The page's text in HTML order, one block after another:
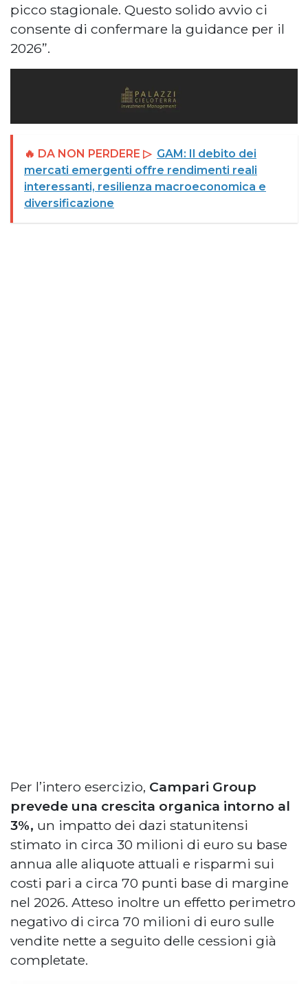
picco stagionale. Questo solido avvio ci
consente di confermare la guidance per il
2026”.
🔥 DA NON PERDERE ▷ GAM: Il debito dei
mercati emergenti offre rendimenti reali
interessanti, resilienza macroeconomica e
diversificazione
Per l’intero esercizio, Campari Group
prevede una crescita organica intorno al
3%, un impatto dei dazi statunitensi
stimato in circa 30 milioni di euro su base
annua alle aliquote attuali e risparmi sui
costi pari a circa 70 punti base di margine
nel 2026. Atteso inoltre un effetto perimetro
negativo di circa 70 milioni di euro sulle
vendite nette a seguito delle cessioni già
completate.